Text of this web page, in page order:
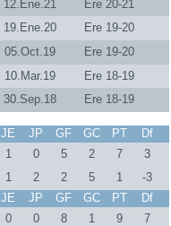
12.Ene.21
Ere 20-21
19.Ene.20
Ere 19-20
05.Oct.19
Ere 19-20
10.Mar.19
Ere 18-19
30.Sep.18 Ere 18-19
JE JP GF GC PT
Df
1 0 5 2 7
3
1 2 2 5 1
-3
JE JP GF GC PT
Df
0 0 8 1 9
7